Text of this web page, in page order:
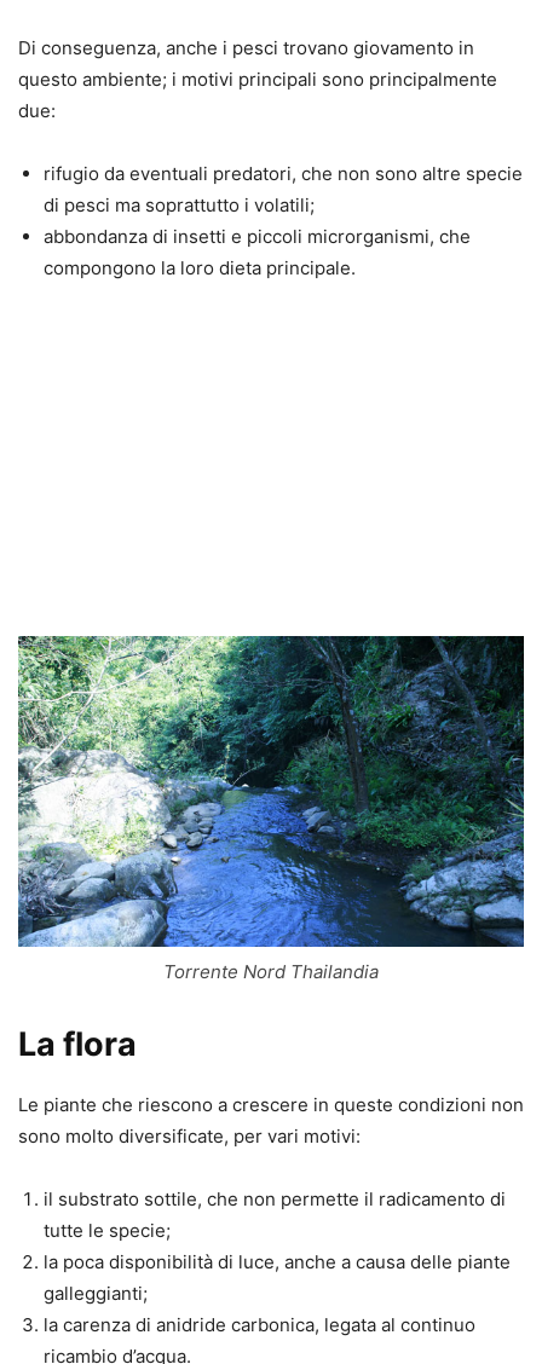
Di conseguenza, anche i pesci trovano giovamento in
questo ambiente; i motivi principali sono principalmente
due:
rifugio da eventuali predatori, che non sono altre specie
di pesci ma soprattutto i volatili;
abbondanza di insetti e piccoli microrganismi, che
compongono la loro dieta principale.
Torrente Nord Thailandia
La flora
Le piante che riescono a crescere in queste condizioni non
sono molto diversificate, per vari motivi:
il substrato sottile, che non permette il radicamento di
tutte le specie;
la poca disponibilità di luce, anche a causa delle piante
galleggianti;
la carenza di anidride carbonica, legata al continuo
ricambio d’acqua.